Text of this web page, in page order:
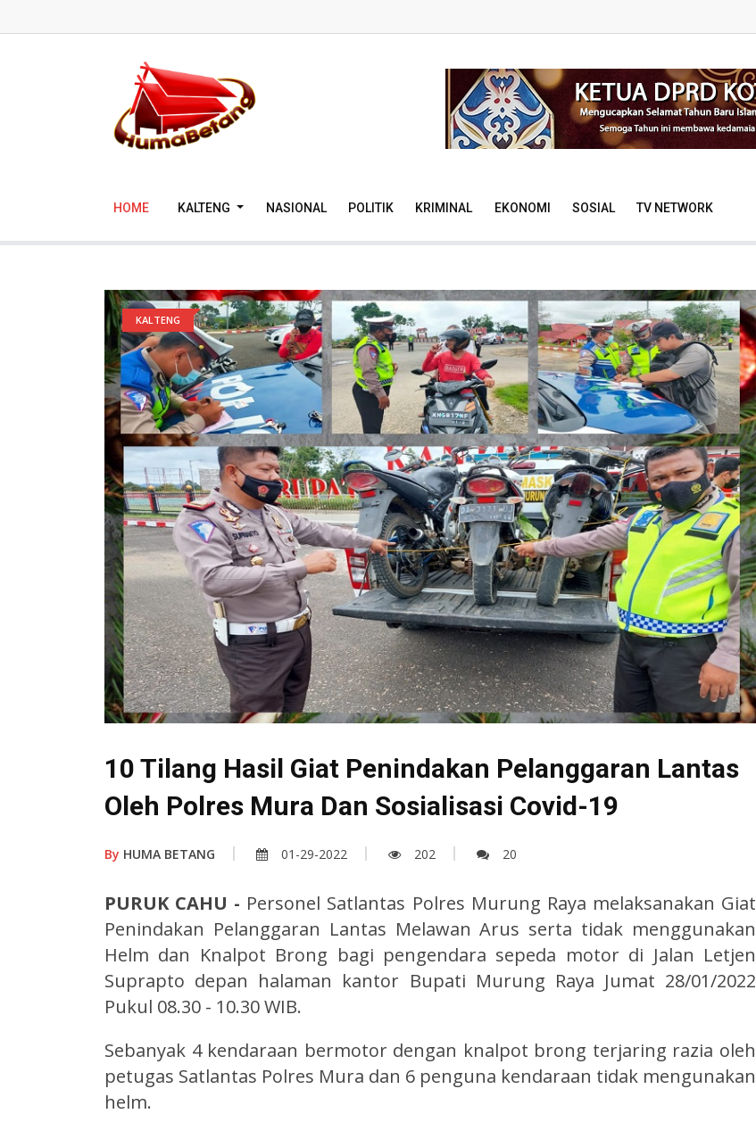
HOME KALTENG NASIONAL POLITIK KRIMINAL EKONOMI SOSIAL TV NETWORK
KALTENG
10 Tilang Hasil Giat Penindakan Pelanggaran Lantas
Oleh Polres Mura Dan Sosialisasi Covid-19
By HUMA BETANG 01-29-2022 202 20
PURUK CAHU - Personel Satlantas Polres Murung Raya melaksanakan Giat
Penindakan Pelanggaran Lantas Melawan Arus serta tidak menggunakan
Helm dan Knalpot Brong bagi pengendara sepeda motor di Jalan Letjen
Suprapto depan halaman kantor Bupati Murung Raya Jumat 28/01/2022
Pukul 08.30 - 10.30 WIB.
Sebanyak 4 kendaraan bermotor dengan knalpot brong terjaring razia oleh
petugas Satlantas Polres Mura dan 6 penguna kendaraan tidak mengunakan
helm.